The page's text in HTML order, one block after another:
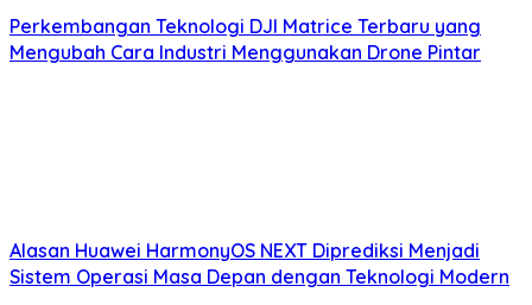
Perkembangan Teknologi DJI Matrice Terbaru yang
Mengubah Cara Industri Menggunakan Drone Pintar
Alasan Huawei HarmonyOS NEXT Diprediksi Menjadi
Sistem Operasi Masa Depan dengan Teknologi Modern